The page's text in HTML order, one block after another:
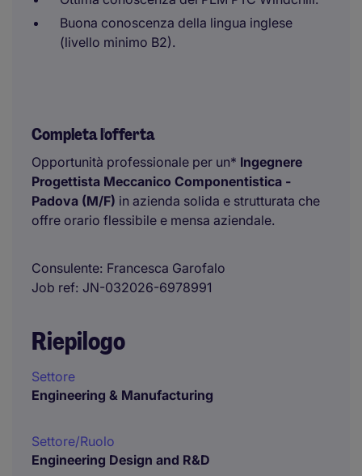
Buona conoscenza della lingua inglese
(livello minimo B2).
Completa l'offerta
Opportunità professionale per un* Ingegnere
Progettista Meccanico Componentistica -
Padova (M/F) in azienda solida e strutturata che
offre orario flessibile e mensa aziendale.
Consulente Francesca Garofalo
Job ref JN-032026-6978991
Riepilogo
Settore
Engineering & Manufacturing
Settore/Ruolo
Engineering Design and R&D